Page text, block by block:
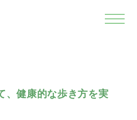
体の歪みを整えて、健康
、健康的な歩き方を実